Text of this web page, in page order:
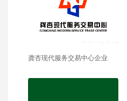
龚杏现代服务交易中心企业